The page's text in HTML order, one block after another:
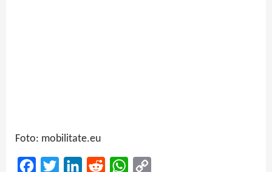
Foto: mobilitate.eu
FacebookTwitter LinkedInReddit WhatsApp